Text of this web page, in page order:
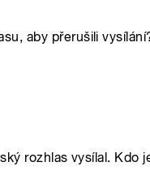
aby přerušili
rozhlas vysílal. Kdo